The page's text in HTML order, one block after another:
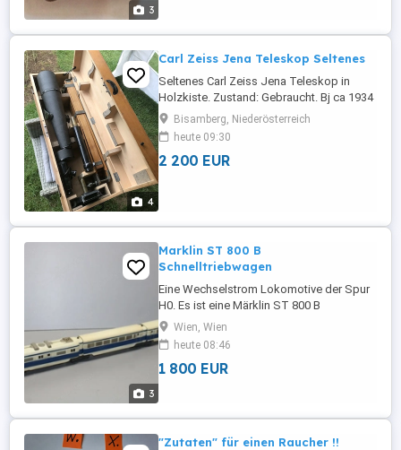
3
4
Carl Zeiss Jena Teleskop Seltenes
Seltenes Carl Zeiss Jena Teleskop in
Holzkiste. Zustand: Gebraucht. Bj ca 1934
bis1940. Altersbedingte gebraucht
Spuren. Der Koffer ist leider ohne
Schlüssel. Gesamtlänge des Koffers ca
96 cm. Gesamtlänge des Rohrs ca81 cm.
Bisamberg, Niederösterreich
heute 09:30
2 200 EUR
3
Marklin ST 800 B
Schnelltriebwagen
Eine Wechselstrom Lokomotive der Spur
H0. Es ist eine Märklin ST 800 B
Schnelltriebwagen blau beige Spur H0.
Modellbauartikel - kein Spielzeug. Nicht
geeignet für Personen unter 14 Jahren. Die
Funktion wurde erfolgreich geprüft. Das
Wien, Wien
heute 08:46
1 800 EUR
"Zutaten" für einen Raucher !!